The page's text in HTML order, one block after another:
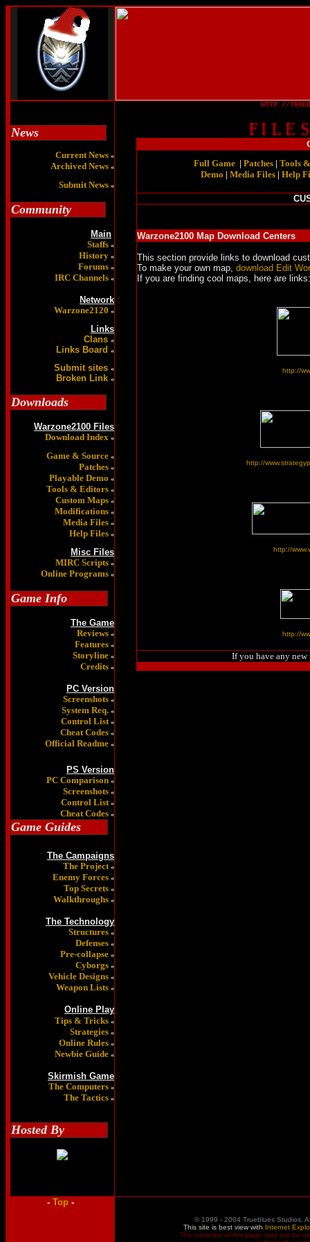
News
Current News «
Archived News «
Submit News «
Community
Main
Staffs «
History «
Forums «
IRC Channels «
Network
Warzone2120 «
Links
Clans «
Links Board «
Submit sites «
Broken Link «
Downloads
Warzone2100 Files
Download Index «
Game & Source «
Patches «
Playable Demo «
Tools & Editors «
Custom Maps «
Modifications «
Media Files «
Help Files «
Misc Files
MIRC Scripts «
Online Programs «
Game Info
The Game
Reviews «
Features «
Storyline «
Credits «
PC Version
Screenshots «
System Req. «
Control List «
Cheat Codes «
Official Readme «
PS Version
PC Comparison «
Screenshots «
Control List «
Cheat Codes «
Game Guides
The Campaigns
The Project «
Enemy Forces «
Top Secrets «
Walkthroughs «
The Technology
Structures «
Defenses «
Pre-collapse «
Cyborgs «
Vehicle Designs «
Weapon Lists «
Online Play
Tips & Tricks «
Strategies «
Online Rules «
Newbie Guide «
Skirmish Game
The Computers «
The Tactics «
Hosted By
HTTP://
F I L E
Full Game| Patches| Tools
Demo | Media Files| Help
Warzone2100 Map Download Centers
This section provide links to download
To make your own map, download Edit
If you are finding cool maps, here are links:
http://
http://
http://
http://
If you have any
- Top -
© 1999 - 2004 Trueblues Studios.
This site is best view with Internet
The contents of this page may not be